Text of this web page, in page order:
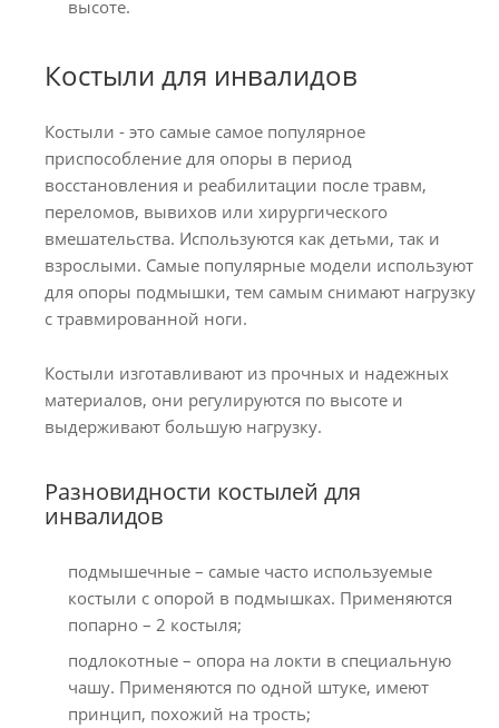
высоте.
Костыли для инвалидов
Костыли - это самые самое популярное
приспособление для опоры в период
восстановления и реабилитации после травм,
переломов, вывихов или хирургического
вмешательства. Используются как детьми, так и
взрослыми. Самые популярные модели используют
для опоры подмышки, тем самым снимают нагрузку
с травмированной ноги.
Костыли изготавливают из прочных и надежных
материалов, они регулируются по высоте и
выдерживают большую нагрузку.
Разновидности костылей для
инвалидов
подмышечные – самые часто используемые
костыли с опорой в подмышках. Применяются
попарно – 2 костыля;
подлокотные – опора на локти в специальную
чашу. Применяются по одной штуке, имеют
принцип, похожий на трость;